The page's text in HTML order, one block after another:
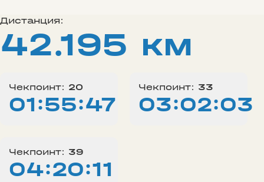
Дистанция:
42.195 км
Чекпоинт: 20
01:55:47
Чекпоинт: 33
03:02:03
Чекпоинт: 39
04:20:11